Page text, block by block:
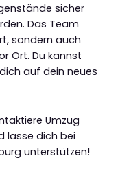
sicher
Das Team
sondern auch
Ort. Du kannst
auf dein neues
Umzug
lasse dich bei
unterstützen!